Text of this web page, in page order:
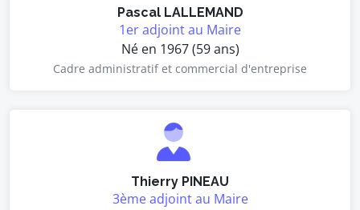
Pascal LALLEMAND
1er adjoint au Maire
Né en 1967 (59 ans)
Cadre administratif et commercial d'entreprise
Thierry PINEAU
3ème adjoint au Maire